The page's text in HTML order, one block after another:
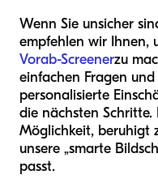
Wenn Sie unsicher
empfehlen wir Ihnen,
Vorab-Screenerzu
einfachen Fragen
personalisierte
die nächsten
Möglichkeit, beruhigt
unsere „smarte
passt.